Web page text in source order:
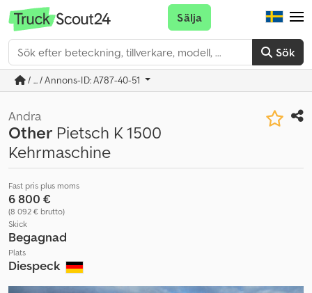
Sök
Sälja
/ ... / Annons-ID: A787-40-51
Andra
Other Pietsch K 1500
Kehrmaschine
Fast pris plus moms
6 800 €
(8 092 € brutto)
Skick
Begagnad
Plats
Diespeck